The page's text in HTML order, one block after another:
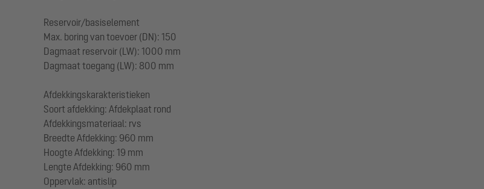
Reservoir/basiselement
Max. boring van toevoer (DN): 150
Dagmaat reservoir (LW): 1000 mm
Dagmaat toegang (LW): 800 mm
Afdekkingskarakteristieken
Soort afdekking: Afdekplaat rond
Afdekkingsmateriaal: rvs
Breedte Afdekking: 960 mm
Hoogte Afdekking: 19 mm
Lengte Afdekking: 960 mm
Oppervlak: antislip